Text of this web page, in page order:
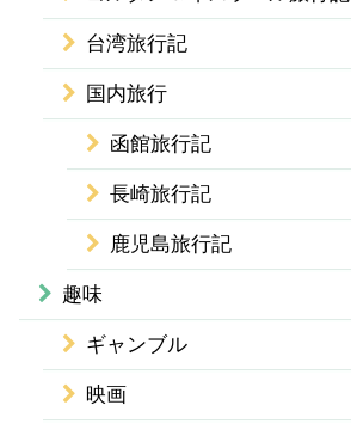
台湾旅行記
国内旅行
函館旅行記
長崎旅行記
鹿児島旅行記
趣味
ギャンブル
映画